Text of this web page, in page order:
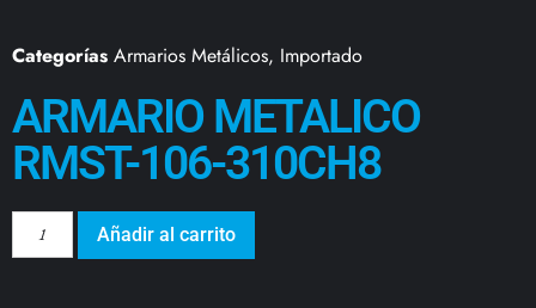
Categorías Armarios Metálicos, Importado
ARMARIO METALICO
RMST-106-310CH8
Añadir al carrito